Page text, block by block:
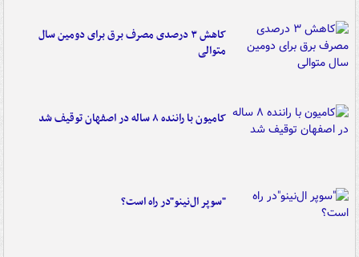
کاهش ۳ درصدی مصرف برق برای دومین سال
متوالی
کامیون با راننده ۸ ساله در اصفهان توقیف شد
"سوپر ال‌نینو"در راه است؟